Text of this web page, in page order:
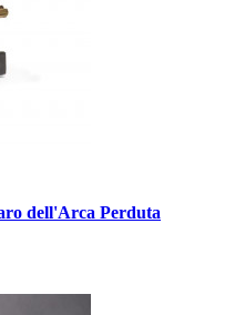
dell'Arca Perduta